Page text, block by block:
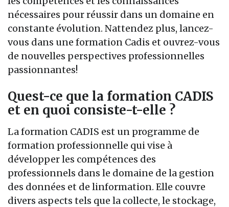
nécessaires pour réussir dans un domaine en
constante évolution. Nattendez plus, lancez-
vous dans une formation Cadis et ouvrez-vous
de nouvelles perspectives professionnelles
passionnantes!
Quest-ce que la formation CADIS
et en quoi consiste-t-elle ?
La formation CADIS est un programme de
formation professionnelle qui vise à
développer les compétences des
professionnels dans le domaine de la gestion
des données et de linformation. Elle couvre
divers aspects tels que la collecte, le stockage,